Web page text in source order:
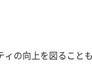
の向上を図ること